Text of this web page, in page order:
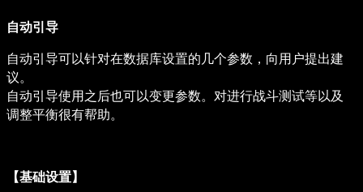
自动引导
自动引导可以针对在数据库设置的几个参数，向用户提出建
议。
自动引导使用之后也可以变更参数。对进行战斗测试等以及
调整平衡很有帮助。
【基础设置】